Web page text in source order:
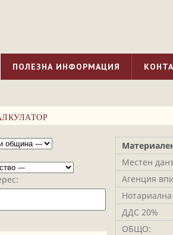
ПОЛЕЗНА ИНФОРМАЦИЯ
Местен
Агенция
Нотариална
ДДС 20%
ОБЩО: